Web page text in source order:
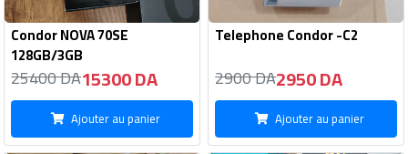
Condor NOVA 70SE
128GB/3GB
25400 DA15300 DA
Ajouter au panier
Telephone Condor -C2
2900 DA2950 DA
Ajouter au panier